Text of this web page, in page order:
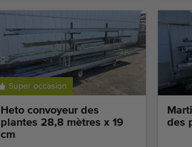
Super occasion
Heto convoyeur des
plantes 28,8 mètres x 19
cm
des